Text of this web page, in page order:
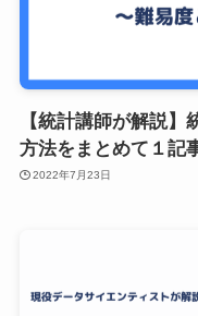
【統計講師が解説
方法をまとめて１記
2022年7月23日